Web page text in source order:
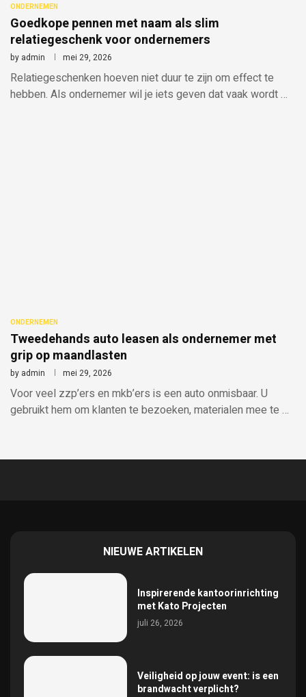
ONDERNEMEN
Goedkope pennen met naam als slim
relatiegeschenk voor ondernemers
by admin mei 29, 2026
Relatiegeschenken hoeven niet duur te zijn om effect te
hebben. Als ondernemer wil je iets geven dat vaak wordt …
ONDERNEMEN
Tweedehands auto leasen als ondernemer met
grip op maandlasten
by admin mei 29, 2026
Voor veel zzp’ers en mkb’ers is een auto onmisbaar. U
gebruikt hem om klanten te bezoeken, materialen mee te …
NIEUWE ARTIKELEN
Inspirerende kantoorinrichting
met Kato Projecten
juli 26, 2026
Veiligheid op jouw event: is een
brandwacht verplicht?